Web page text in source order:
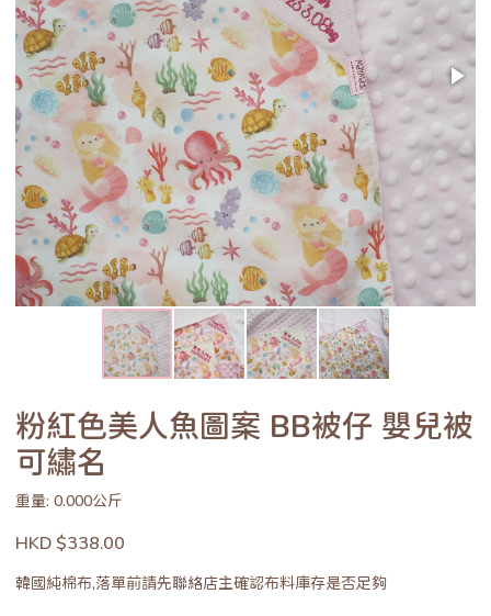
粉紅色美人魚圖案 BB被仔 嬰兒被
可繡名
重量: 0.000公斤
HKD $338.00
韓國純棉布,落單前請先聯絡店主確認布料庫存是否足夠